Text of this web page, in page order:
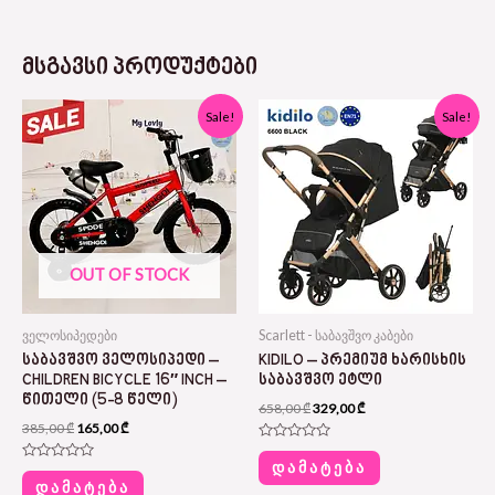
ᲛᲡᲒᲐᲕᲡᲘ ᲞᲠᲝᲓᲣᲥᲢᲔᲑᲘ
Sale!
OUT OF STOCK
ველოსიპედები
ᲡᲐᲑᲐᲕᲨᲕᲝ ᲕᲔᲚᲝᲡᲘᲞᲔᲓᲘ –
CHILDREN BICYCLE 16″ INCH –
ᲬᲘᲗᲔᲚᲘ (5-8 ᲬᲔᲚᲘ)
385,00₾
Original
price
385,00 ₾.
165,00₾
price
165,00 ₾.
Rated
ᲓᲐᲛᲐᲢᲔᲑᲐ
Sale!
Scarlett - საბავშვო კაბები
KIDILO – ᲞᲠᲔᲛᲘᲣᲛ ᲮᲐᲠᲘᲡᲮᲘᲡ
ᲡᲐᲑᲐᲕᲨᲕᲝ ᲔᲢᲚᲘ
658,00₾
Original
price
was:
658,00 ₾.
329,00₾
is:
329,00 ₾.
Rated
out
of
ᲓᲐᲛᲐᲢᲔᲑᲐ